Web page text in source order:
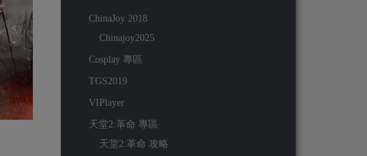
ChinaJoy 2018
Chinajoy2025
Cosplay 專區
TGS2019
VIPlayer
天堂2:革命 專區
天堂2:革命 攻略